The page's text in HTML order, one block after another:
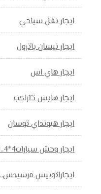
ايجار نقل سياحي
ايجار نيسان باترول
ايجار هاي اس
ايجار هايس 13راكب
ايجار هيونداي توسان
ايجار وحش سيارات4*4..استئجار رنج روفر
ايجاراتوبيس